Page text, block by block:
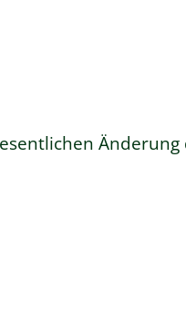
Änderung